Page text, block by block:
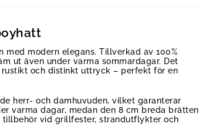
modern elegans. Tillverkad av 100%
ut även under varma sommardagar. Det
och distinkt uttryck – perfekt för en
herr- och damhuvuden, vilket garanterar
varma dagar, medan den 8 cm breda brätten
vid grillfester, strandutflykter och